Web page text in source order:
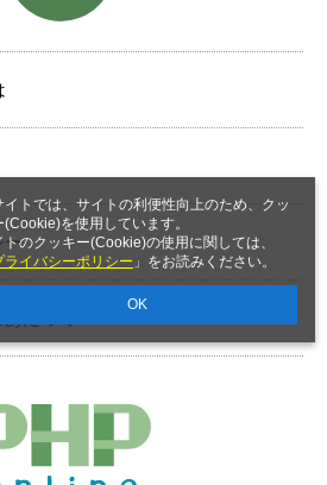
イトでは、サイトの利便性向上のため、クッ
(Cookie)を使用しています。
トのクッキー(Cookie)の使用に関しては、
ライバシーポリシー 」をお読みください。
OK
ー
たって